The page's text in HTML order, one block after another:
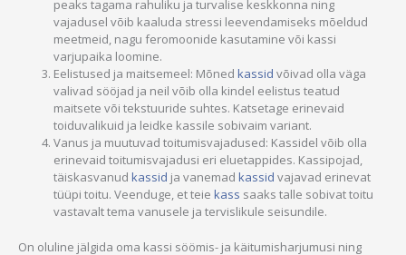
peaks tagama rahuliku ja turvalise keskkonna ning
vajadusel võib kaaluda stressi leevendamiseks mõeldud
meetmeid, nagu feromoonide kasutamine või kassi
varjupaika loomine.
Eelistused ja maitsemeel: Mõned kassid võivad olla väga
valivad sööjad ja neil võib olla kindel eelistus teatud
maitsete või tekstuuride suhtes. Katsetage erinevaid
toiduvalikuid ja leidke kassile sobivaim variant.
Vanus ja muutuvad toitumisvajadused: Kassidel võib olla
erinevaid toitumisvajadusi eri eluetappides. Kassipojad,
täiskasvanud kassid ja vanemad kassid vajavad erinevat
tüüpi toitu. Veenduge, et teie kass saaks talle sobivat toitu
vastavalt tema vanusele ja tervislikule seisundile.
On oluline jälgida oma kassi söömis- ja käitumisharjumusi ning